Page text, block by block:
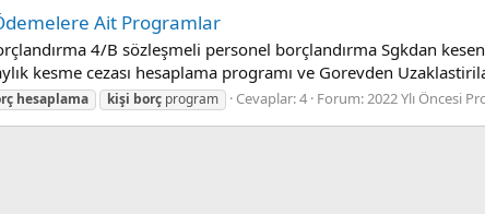
Ait Programlar
4/B sözleşmeli personel borçlandırma Sgkdan
kesme cezası hesaplama programı ve Gorevden
hesaplama kişi borç program Cevaplar: 4 Forum:2022 Ylı Öncesi